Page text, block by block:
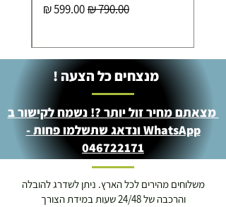
מחיר רגילמחיר מבצע
מנצחים כל הצעה !
מצאתם מחיר זול יותר ?! נשמח לקישור ב
WhatsApp ונדאג שתשלמו פחות -
046722171
משלוחים מהירים לכל הארץ. ניתן לשדרג להובלה
והרכבה של 24/48 שעות במידת הצורך